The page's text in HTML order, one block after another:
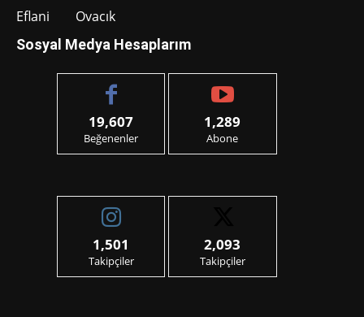
Eflani
Ovacık
Sosyal Medya Hesaplarım
19,607
Beğenenler
1,289
Abone
1,501
Takipçiler
2,093
Takipçiler